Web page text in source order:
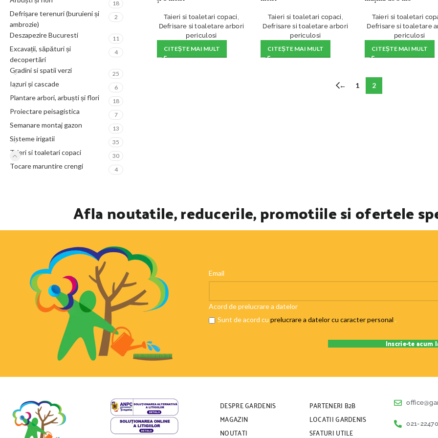
18
Defrișare terenuri (buruieni și
ambrozie)
2
Deszapezire Bucuresti 11
Excavații, săpături și
decopertări
4
Gradini si spatii verzi 25
Iazuri și cascade 6
Plantare arbori, arbuști și flori 18
Proiectare peisagistica 7
Semanare montaj gazon 13
Sisteme irigatii 35
Taieri si toaletari copaci 30
Tocare maruntire crengi 4
Taieri si toaletari copaci
Defrisare si toaletare arbori
periculosi
CITEȘTE MAI MULT
Taieri si toaletari copaci
Defrisare si toaletare arbori
periculosi
CITEȘTE MAI MULT
Taieri si toaletari
Defrisare si toaletare
periculosi
CITEȘTE MAI MULT
← 1 2
Afla noutatile, reducerile, promotiile si ofertele
Email
Acord de prelucrare a datelor
Sunt de acord cu prelucrare a datelor cu caracter personal .
DESPRE GARDENIS
MAGAZIN
NOUTATI
PARTENERI B2B
LOCATII GARDENIS
SFATURI UTILE
021-